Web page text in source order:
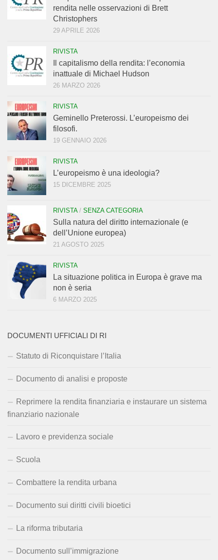
rendita nelle osservazioni di Brett
Christophers
29 APRILE 2026
RIVISTA
Il capitalismo della rendita: l’economia
inattuale di Michael Hudson
26 MARZO 2026
RIVISTA
Geminello Preterossi. L’europeismo dei
filosofi.
19 GENNAIO 2026
RIVISTA
L’europeismo è una ideologia?
15 DICEMBRE 2025
RIVISTA/ SENZA CATEGORIA
Sulla natura del diritto internazionale (e
dell’Unione europea)
21 AGOSTO 2025
RIVISTA
La situazione politica in Europa è grave ma
non è seria
6 MARZO 2025
DOCUMENTI UFFICIALI DI RI
Statuto di Riconquistare l’Italia
Documento di analisi e proposte
Reprimere la rendita finanziaria e instaurare un sistema
finanziario nazionale
Lavoro e previdenza sociale
Scuola
Combattere la rendita urbana
Documento sui diritti civili bioetici
La riforma tributaria
Documento sull’immigrazione